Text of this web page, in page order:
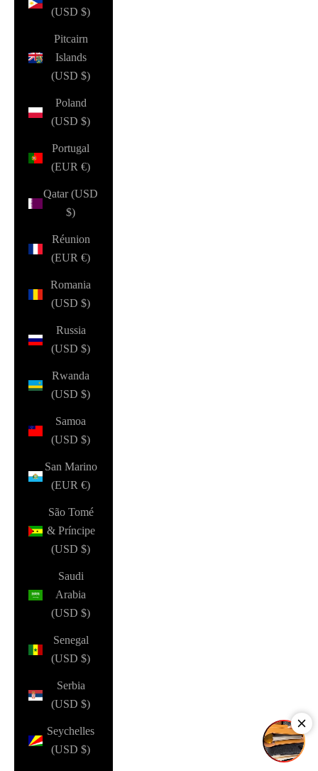
(USD $)
Pitcairn
Islands
(USD $)
Poland
(USD $)
Portugal
(EUR €)
Qatar (USD
$)
Réunion
(EUR €)
Romania
(USD $)
Russia
(USD $)
Rwanda
(USD $)
Samoa
(USD $)
San Marino
(EUR €)
São Tomé
& Príncipe
(USD $)
Saudi
Arabia
(USD $)
Senegal
(USD $)
Serbia
(USD $)
Seychelles
(USD $)